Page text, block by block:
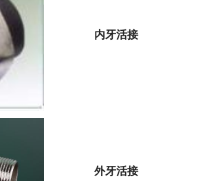
内牙活接
外牙活接